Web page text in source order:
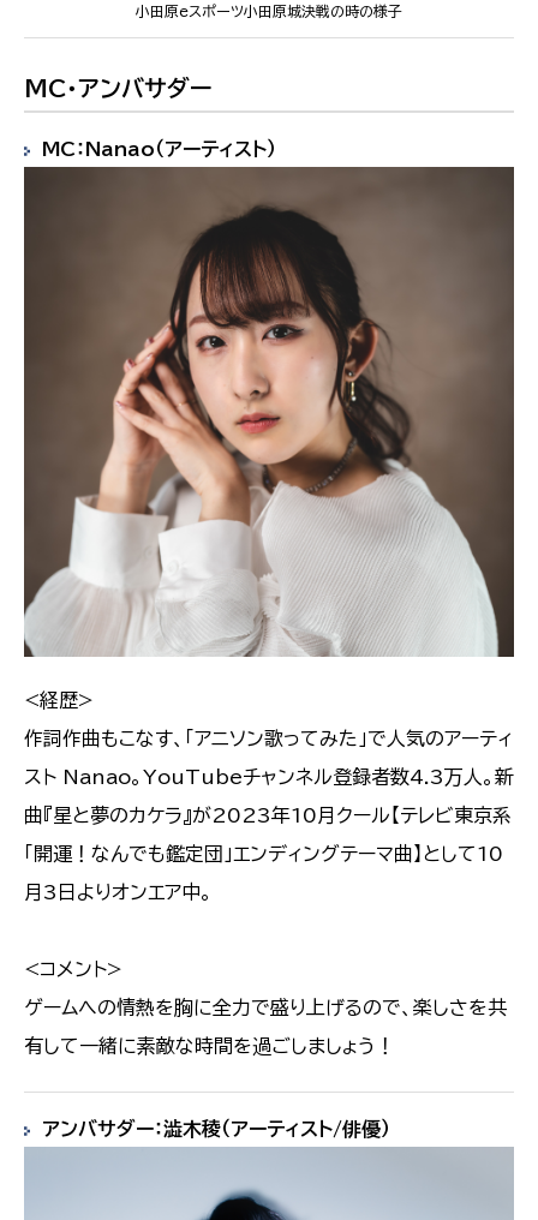
小田原eスポーツ小田原城決戦の時の様子
MC・アンバサダー
MC：Nanao（アーティスト）
<経歴>
作詞作曲もこなす、「アニソン歌ってみた」で人気のアーティ
スト Nanao。YouTubeチャンネル登録者数4.3万人。新
曲『星と夢のカケラ』が2023年10月クール【テレビ東京系
「開運！なんでも鑑定団」エンディングテーマ曲】として10
月3日よりオンエア中。
<コメント>
ゲームへの情熱を胸に全力で盛り上げるので、楽しさを共
有して一緒に素敵な時間を過ごしましょう！
アンバサダー：澁木稜（アーティスト/俳優）